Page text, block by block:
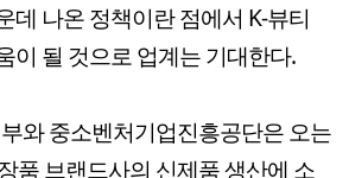
데 나온 정책이란 점에서 K-뷰티
이 될 것으로 업계는 기대한다.
와 중소벤처기업진흥공단은 오는
품 브랜드사의 신제품 생산에 소